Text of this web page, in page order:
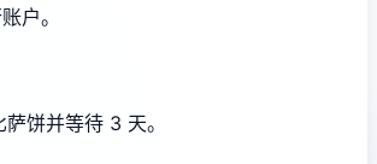
户。
饼并等待 3 天。